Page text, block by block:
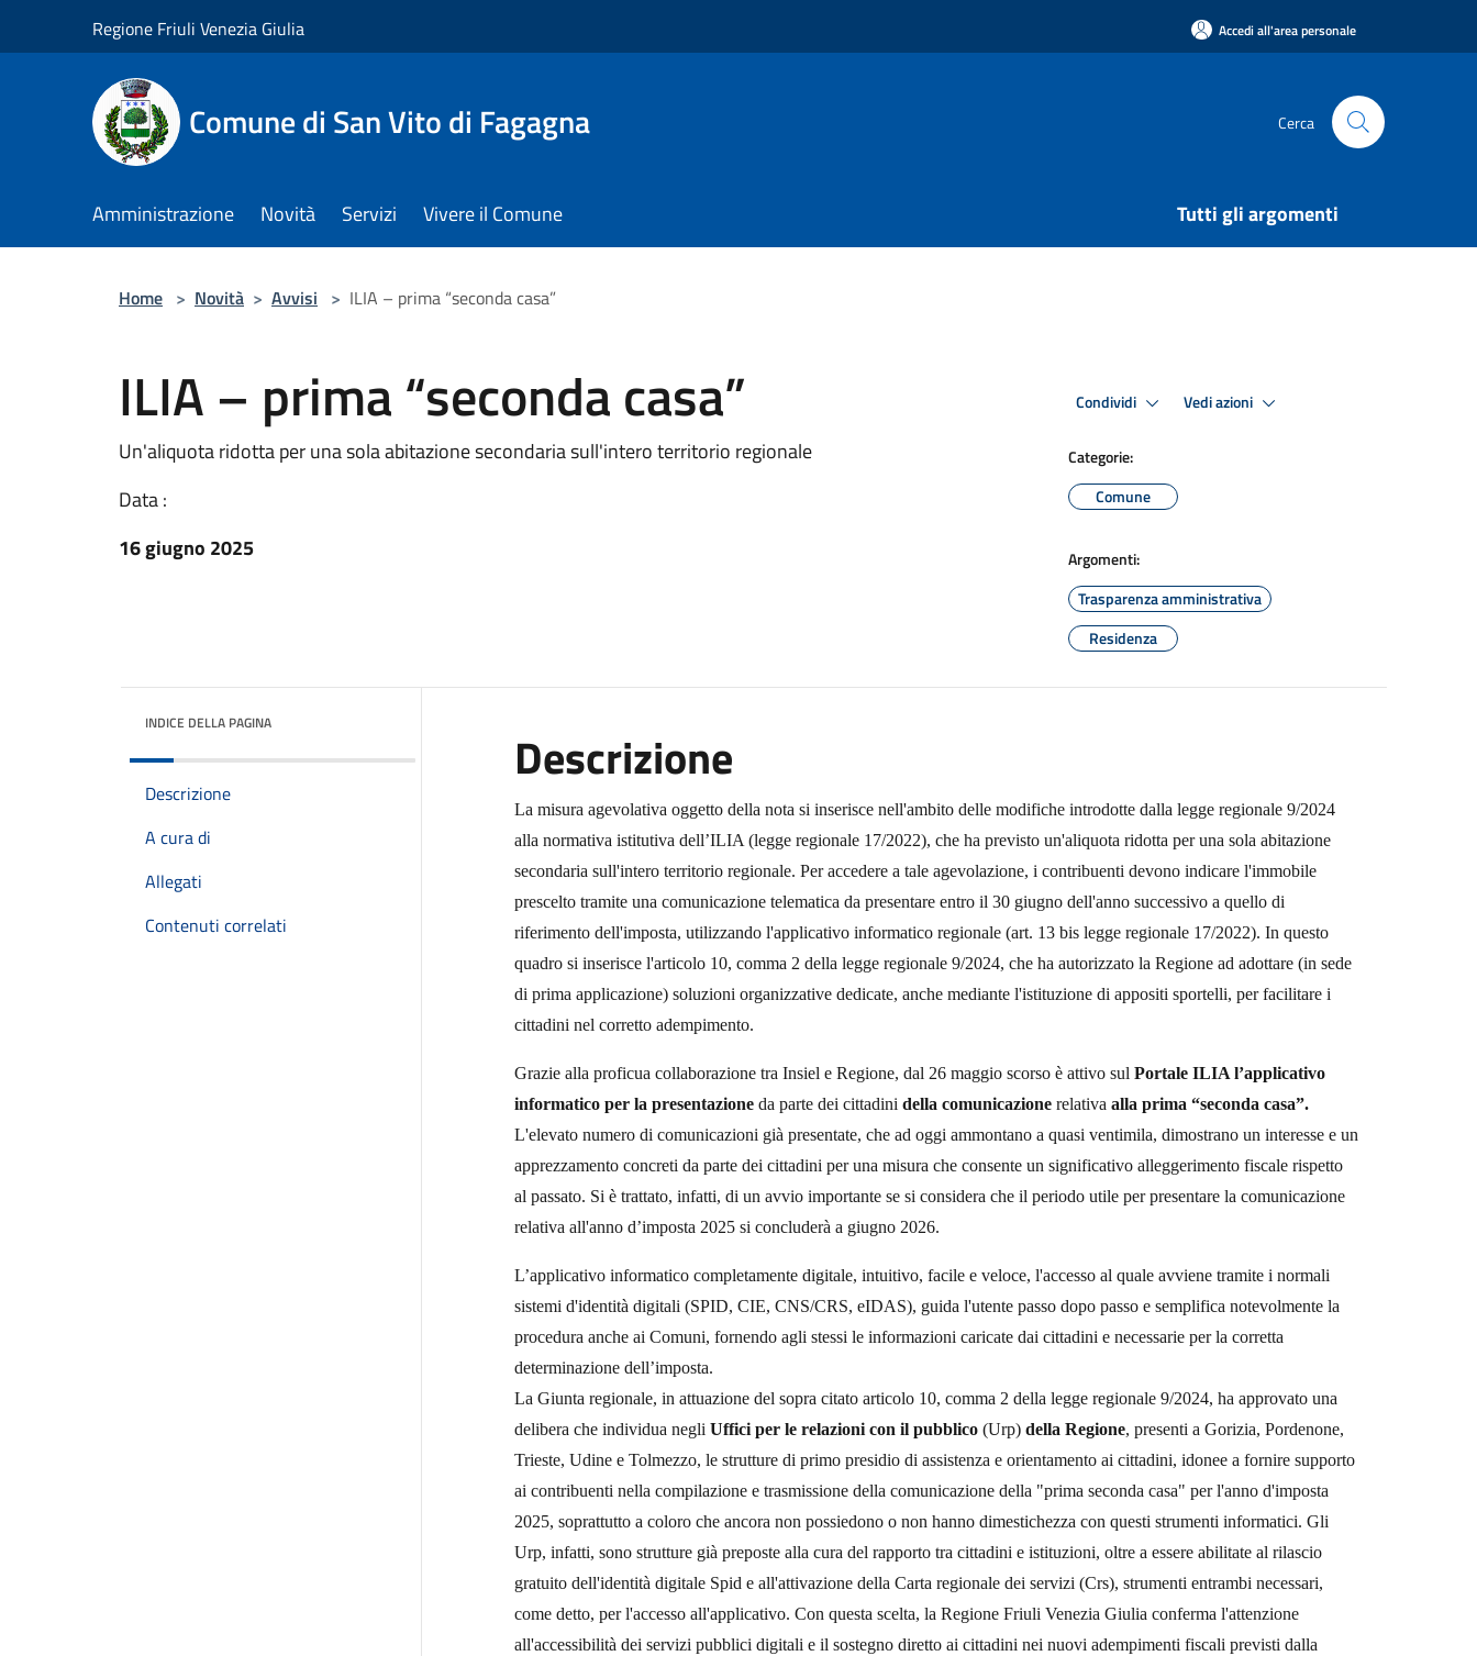
Regione Friuli Venezia Giulia Accedi all'area personale
Comune di San Vito di Fagagna Cerca
Amministrazione Novità Servizi Vivere il Comune Tutti gli argomenti
Home > Novità > Avvisi > ILIA – prima “seconda casa”
ILIA – prima “seconda casa”
Un'aliquota ridotta per una sola abitazione secondaria sull'intero territorio regionale
Data :
16 giugno 2025
Condividi Vedi azioni
Categorie:
Comune
Argomenti:
Trasparenza amministrativa
Residenza
INDICE DELLA PAGINA
Descrizione
A cura di
Allegati
Contenuti correlati
Descrizione
La misura agevolativa oggetto della nota si inserisce nell'ambito delle modifiche introdotte dalla legge regionale 9/2024
alla normativa istitutiva dell’ILIA (legge regionale 17/2022), che ha previsto un'aliquota ridotta per una sola abitazione
secondaria sull'intero territorio regionale. Per accedere a tale agevolazione, i contribuenti devono indicare l'immobile
prescelto tramite una comunicazione telematica da presentare entro il 30 giugno dell'anno successivo a quello di
riferimento dell'imposta, utilizzando l'applicativo informatico regionale (art. 13 bis legge regionale 17/2022). In questo
quadro si inserisce l'articolo 10, comma 2 della legge regionale 9/2024, che ha autorizzato la Regione ad adottare (in sede
di prima applicazione) soluzioni organizzative dedicate, anche mediante l'istituzione di appositi sportelli, per facilitare i
cittadini nel corretto adempimento.
Grazie alla proficua collaborazione tra Insiel e Regione, dal 26 maggio scorso è attivo sul Portale ILIA l’applicativo
informatico per la presentazioneda parte dei cittadini della comunicazionerelativa alla prima “seconda casa”.
L'elevato numero di comunicazioni già presentate, che ad oggi ammontano a quasi ventimila, dimostrano un interesse e un
apprezzamento concreti da parte dei cittadini per una misura che consente un significativo alleggerimento fiscale rispetto
al passato. Si è trattato, infatti, di un avvio importante se si considera che il periodo utile per presentare la comunicazione
relativa all'anno d’imposta 2025 si concluderà a giugno 2026.
L’applicativo informatico completamente digitale, intuitivo, facile e veloce, l'accesso al quale avviene tramite i normali
sistemi d'identità digitali (SPID, CIE, CNS/CRS, eIDAS), guida l'utente passo dopo passo e semplifica notevolmente la
procedura anche ai Comuni, fornendo agli stessi le informazioni caricate dai cittadini e necessarie per la corretta
determinazione dell’imposta.
La Giunta regionale, in attuazione del sopra citato articolo 10, comma 2 della legge regionale 9/2024, ha approvato una
delibera che individua negli Uffici per le relazioni con il pubblico(Urp) della Regione, presenti a Gorizia, Pordenone,
Trieste, Udine e Tolmezzo, le strutture di primo presidio di assistenza e orientamento ai cittadini, idonee a fornire supporto
ai contribuenti nella compilazione e trasmissione della comunicazione della "prima seconda casa" per l'anno d'imposta
2025, soprattutto a coloro che ancora non possiedono o non hanno dimestichezza con questi strumenti informatici. Gli
Urp, infatti, sono strutture già preposte alla cura del rapporto tra cittadini e istituzioni, oltre a essere abilitate al rilascio
gratuito dell'identità digitale Spid e all'attivazione della Carta regionale dei servizi (Crs), strumenti entrambi necessari,
come detto, per l'accesso all'applicativo. Con questa scelta, la Regione Friuli Venezia Giulia conferma l'attenzione
all'accessibilità dei servizi pubblici digitali e il sostegno diretto ai cittadini nei nuovi adempimenti fiscali previsti dalla